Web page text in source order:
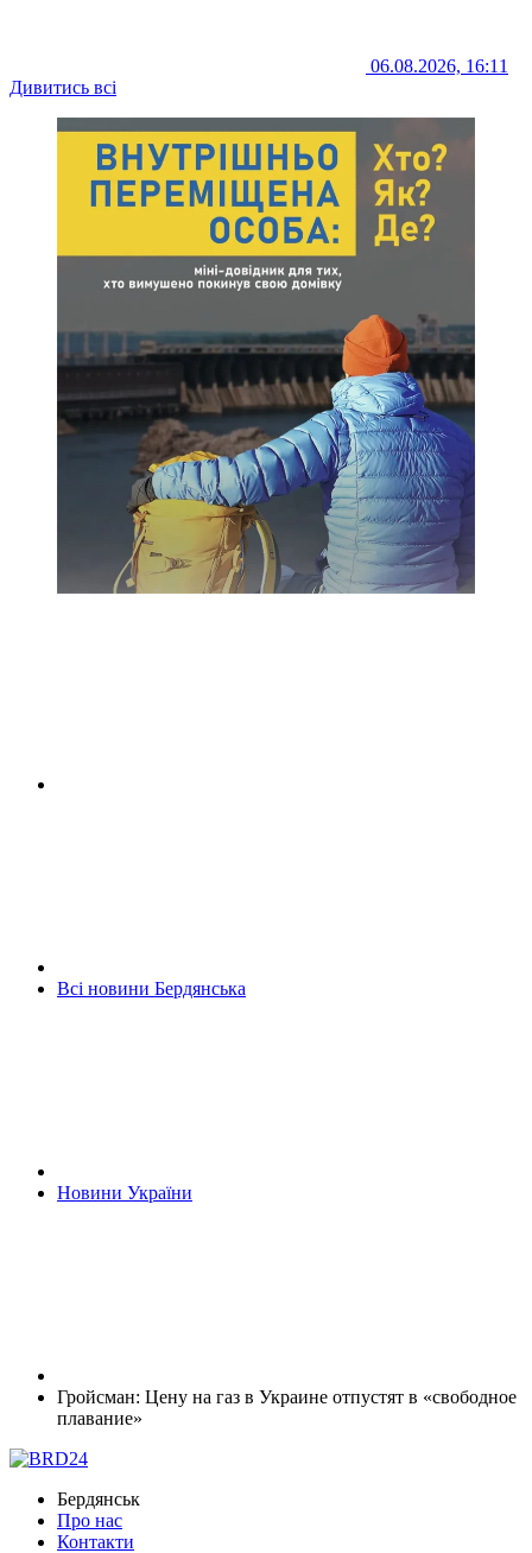
06.08.2026, 16:11
Дивитись всі
Всі новини Бердянська
Новини України
Гройсман: Цену на газ в Украине отпустят в «свободное
плавание»
Бердянськ
Про нас
Контакти